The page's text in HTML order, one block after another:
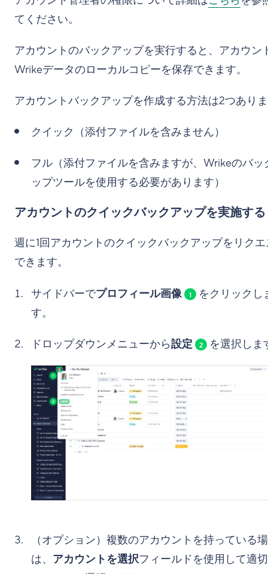
てください。
アカウントのバックアップを実行すると、アカウン
Wrikeデータのローカルコピーを保存できます。
アカウントバックアップを作成する方法は2つあり
クイック（添付ファイルを含みません）
フル（添付ファイルを含みますが、Wrikeのバッ
ップツールを使用する必要があります）
アカウントのクイックバックアップを実施する
週に1回アカウントのクイックバックアップをリク
できます。
サイドバーでプロフィール画像 1
をクリックし
す。
ドロップダウンメニューから設定 2 を選択しま
（オプション）複数のアカウントを持っている
は、 アカウントを選択フィールドを使用して適